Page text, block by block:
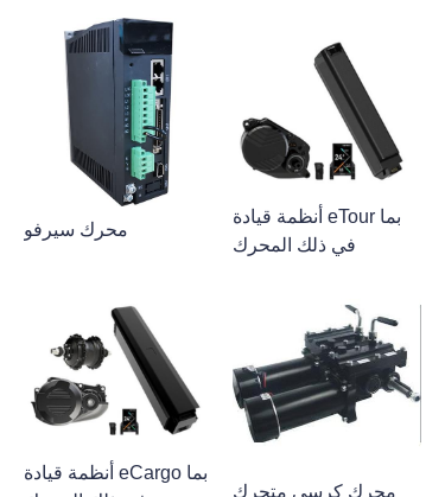
محرك سيرفو
أنظمة قيادة eTour بما
في ذلك المحرك
أنظمة قيادة eCargo بما
محرك كرسي متحرك